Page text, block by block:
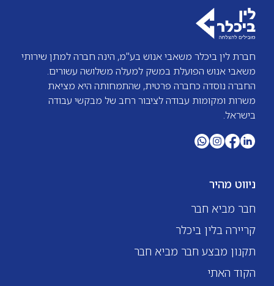
חברת לין ביכלר משאבי אנוש בע"מ, הינה חברה למתן שירותי
משאבי אנוש הפועלת במשק למעלה משלושה עשורים.
החברה נוסדה כחברה פרטית, שהתמחותה היא מציאת
משרות ומקומות עבודה לציבור רחב של מבקשי עבודה
בישראל.
ניווט מהיר
חבר מביא חבר
קריירה בלין ביכלר
תקנון מבצע חבר מביא חבר
הקוד האתי